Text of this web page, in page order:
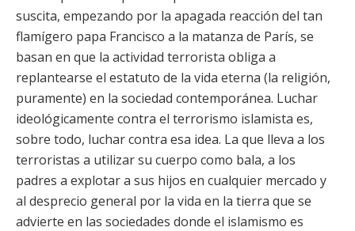
suscita, empezando por la apagada reacción del tan
flamígero papa Francisco a la matanza de París, se
basan en que la actividad terrorista obliga a
replantearse el estatuto de la vida eterna (la religión,
puramente) en la sociedad contemporánea. Luchar
ideológicamente contra el terrorismo islamista es,
sobre todo, luchar contra esa idea. La que lleva a los
terroristas a utilizar su cuerpo como bala, a los
padres a explotar a sus hijos en cualquier mercado y
al desprecio general por la vida en la tierra que se
advierte en las sociedades donde el islamismo es